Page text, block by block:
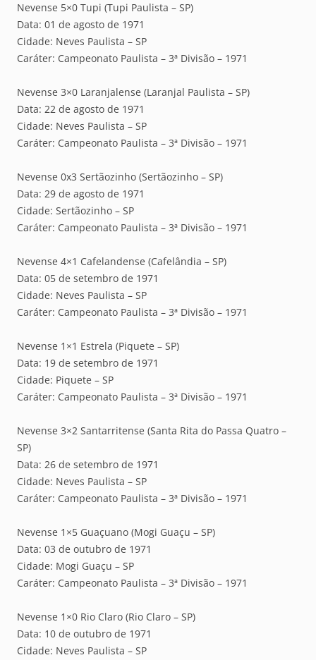
Nevense 5×0 Tupi (Tupi Paulista – SP)
Data: 01 de agosto de 1971
Cidade: Neves Paulista – SP
Caráter: Campeonato Paulista – 3ª Divisão – 1971
Nevense 3×0 Laranjalense (Laranjal Paulista – SP)
Data: 22 de agosto de 1971
Cidade: Neves Paulista – SP
Caráter: Campeonato Paulista – 3ª Divisão – 1971
Nevense 0x3 Sertãozinho (Sertãozinho – SP)
Data: 29 de agosto de 1971
Cidade: Sertãozinho – SP
Caráter: Campeonato Paulista – 3ª Divisão – 1971
Nevense 4×1 Cafelandense (Cafelândia – SP)
Data: 05 de setembro de 1971
Cidade: Neves Paulista – SP
Caráter: Campeonato Paulista – 3ª Divisão – 1971
Nevense 1×1 Estrela (Piquete – SP)
Data: 19 de setembro de 1971
Cidade: Piquete – SP
Caráter: Campeonato Paulista – 3ª Divisão – 1971
Nevense 3×2 Santarritense (Santa Rita do Passa Quatro –
SP)
Data: 26 de setembro de 1971
Cidade: Neves Paulista – SP
Caráter: Campeonato Paulista – 3ª Divisão – 1971
Nevense 1×5 Guaçuano (Mogi Guaçu – SP)
Data: 03 de outubro de 1971
Cidade: Mogi Guaçu – SP
Caráter: Campeonato Paulista – 3ª Divisão – 1971
Nevense 1×0 Rio Claro (Rio Claro – SP)
Data: 10 de outubro de 1971
Cidade: Neves Paulista – SP